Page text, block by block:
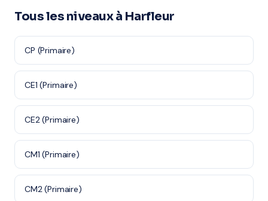
Tous les niveaux à Harfleur
CP (Primaire)
CE1 (Primaire)
CE2 (Primaire)
CM1 (Primaire)
CM2 (Primaire)